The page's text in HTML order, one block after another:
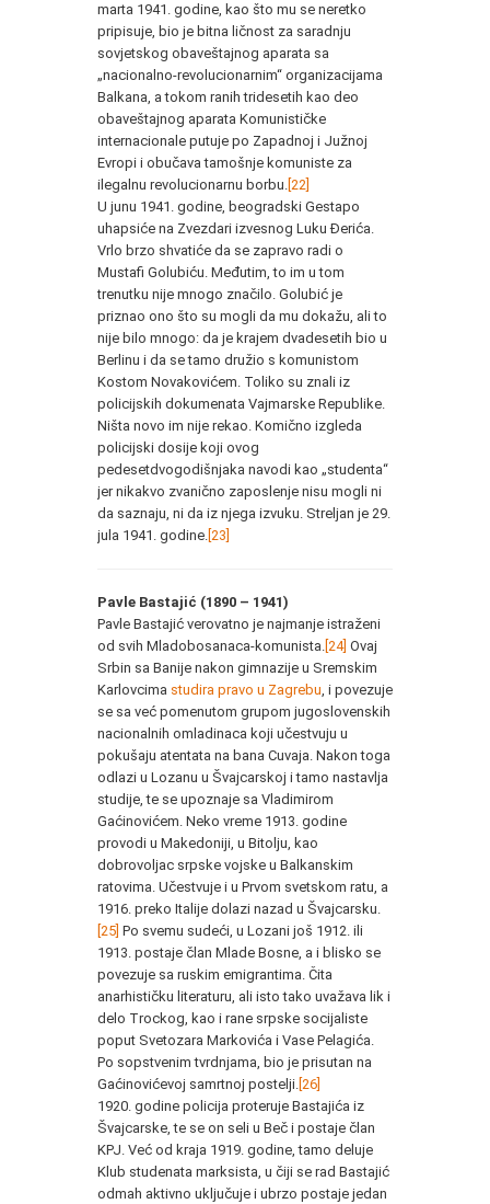
marta 1941. godine, kao što mu se neretko
pripisuje, bio je bitna ličnost za saradnju
sovjetskog obaveštajnog aparata sa
„nacionalno-revolucionarnim“ organizacijama
Balkana, a tokom ranih tridesetih kao deo
obaveštajnog aparata Komunističke
internacionale putuje po Zapadnoj i Južnoj
Evropi i obučava tamošnje komuniste za
ilegalnu revolucionarnu borbu. [22]
U junu 1941. godine, beogradski Gestapo
uhapsiće na Zvezdari izvesnog Luku Đerića.
Vrlo brzo shvatiće da se zapravo radi o
Mustafi Golubiću. Međutim, to im u tom
trenutku nije mnogo značilo. Golubić je
priznao ono što su mogli da mu dokažu, ali to
nije bilo mnogo: da je krajem dvadesetih bio u
Berlinu i da se tamo družio s komunistom
Kostom Novakovićem. Toliko su znali iz
policijskih dokumenata Vajmarske Republike.
Ništa novo im nije rekao. Komično izgleda
policijski dosije koji ovog
pedesetdvogodišnjaka navodi kao „studenta“
jer nikakvo zvanično zaposlenje nisu mogli ni
da saznaju, ni da iz njega izvuku. Streljan je 29.
jula 1941. godine. [23]
Pavle Bastajić (1890 – 1941)
Pavle Bastajić verovatno je najmanje istraženi
od svih Mladobosanaca-komunista. [24] Ovaj
Srbin sa Banije nakon gimnazije u Sremskim
Karlovcima studira pravo u Zagrebu, i povezuje
se sa već pomenutom grupom jugoslovenskih
nacionalnih omladinaca koji učestvuju u
pokušaju atentata na bana Cuvaja. Nakon toga
odlazi u Lozanu u Švajcarskoj i tamo nastavlja
studije, te se upoznaje sa Vladimirom
Gaćinovićem. Neko vreme 1913. godine
provodi u Makedoniji, u Bitolju, kao
dobrovoljac srpske vojske u Balkanskim
ratovima. Učestvuje i u Prvom svetskom ratu, a
1916. preko Italije dolazi nazad u Švajcarsku.
[25] Po svemu sudeći, u Lozani još 1912. ili
1913. postaje član Mlade Bosne, a i blisko se
povezuje sa ruskim emigrantima. Čita
anarhističku literaturu, ali isto tako uvažava lik i
delo Trockog, kao i rane srpske socijaliste
poput Svetozara Markovića i Vase Pelagića.
Po sopstvenim tvrdnjama, bio je prisutan na
Gaćinovićevoj samrtnoj postelji. [26]
1920. godine policija proteruje Bastajića iz
Švajcarske, te se on seli u Beč i postaje član
KPJ. Već od kraja 1919. godine, tamo deluje
Klub studenata marksista, u čiji se rad Bastajić
odmah aktivno uključuje i ubrzo postaje jedan